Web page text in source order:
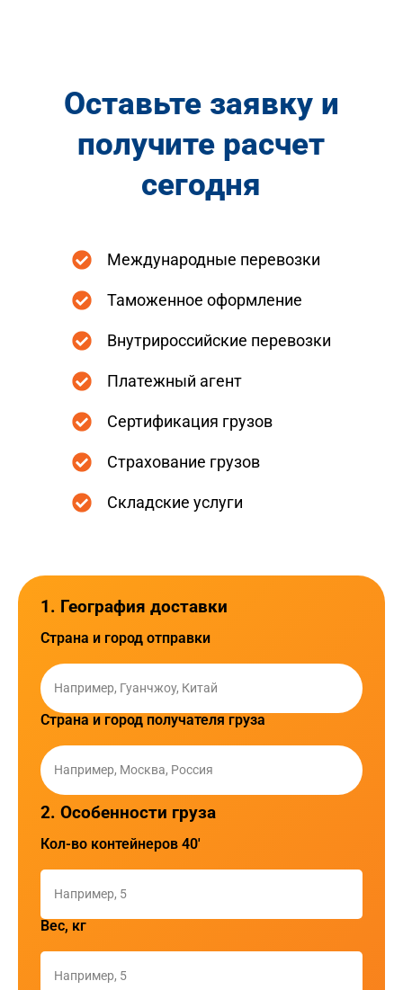
Оставьте заявку и
получите расчет
сегодня
Международные перевозки
Таможенное оформление
Внутрироссийские перевозки
Платежный агент
Сертификация грузов
Страхование грузов
Складские услуги
1. География доставки
Страна и город отправки
Страна и город получателя груза
2. Особенности груза
Кол-во контейнеров 40'
Вес, кг